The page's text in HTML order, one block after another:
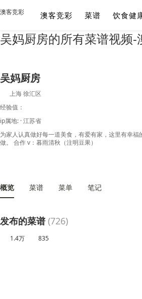
吴妈厨房的所有菜谱视频-
澳客竞彩 澳客竞彩 菜谱 饮食健
吴妈厨房
上海 徐汇区
经验值：
ip属地: · 江苏省
为家人认真做好每一道美食，有爱有家，这里有幸
做。 合作 v：暮雨清秋（注明豆果）
概览 菜谱 菜单 笔记
发布的菜谱(726)
1.4万 835